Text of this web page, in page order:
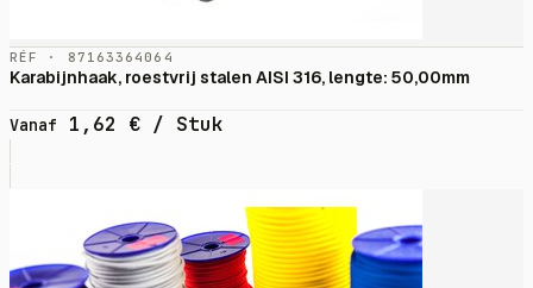
RÉF · 87163364064
Karabijnhaak, roestvrij stalen AISI 316, lengte: 50,00mm
Vanaf 1,62 € / Stuk